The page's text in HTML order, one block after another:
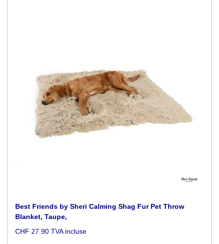
Best Friends by Sheri Calming Shag Fur Pet Throw
Blanket, Taupe,
CHF 27.90 TVA incluse